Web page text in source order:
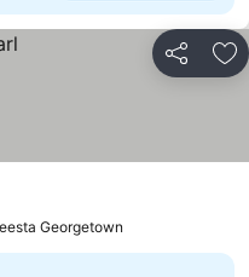
Jaa
Georgetown